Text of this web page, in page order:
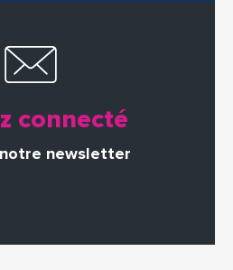
connecté
notre newsletter